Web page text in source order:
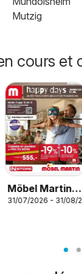
Mutzig
cours et
Möbel Martin
Happy Days
31/07/2026 - 31/08/